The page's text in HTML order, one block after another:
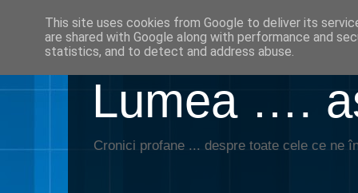
Lumea ….
Cronici profane ... despre toate cele ce ne
This site uses cookies from Google to deliver its
are shared with Google along with performance and
statistics, and to detect and address abuse.